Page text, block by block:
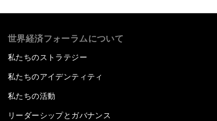
世界経済フォーラムについて
私たちのストラテジー
私たちのアイデンティティ
私たちの活動
リーダーシップとガバナンス